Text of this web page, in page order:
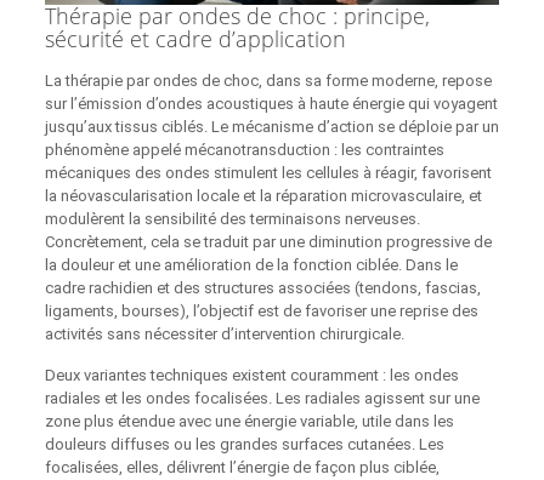
Thérapie par ondes de choc : principe,
sécurité et cadre d’application
La thérapie par ondes de choc, dans sa forme moderne, repose
sur l’émission d’ondes acoustiques à haute énergie qui voyagent
jusqu’aux tissus ciblés. Le mécanisme d’action se déploie par un
phénomène appelé mécanotransduction : les contraintes
mécaniques des ondes stimulent les cellules à réagir, favorisent
la néovascularisation locale et la réparation microvasculaire, et
modulèrent la sensibilité des terminaisons nerveuses.
Concrètement, cela se traduit par une diminution progressive de
la douleur et une amélioration de la fonction ciblée. Dans le
cadre rachidien et des structures associées (tendons, fascias,
ligaments, bourses), l’objectif est de favoriser une reprise des
activités sans nécessiter d’intervention chirurgicale.
Deux variantes techniques existent couramment : les ondes
radiales et les ondes focalisées. Les radiales agissent sur une
zone plus étendue avec une énergie variable, utile dans les
douleurs diffuses ou les grandes surfaces cutanées. Les
focalisées, elles, délivrent l’énergie de façon plus ciblée,